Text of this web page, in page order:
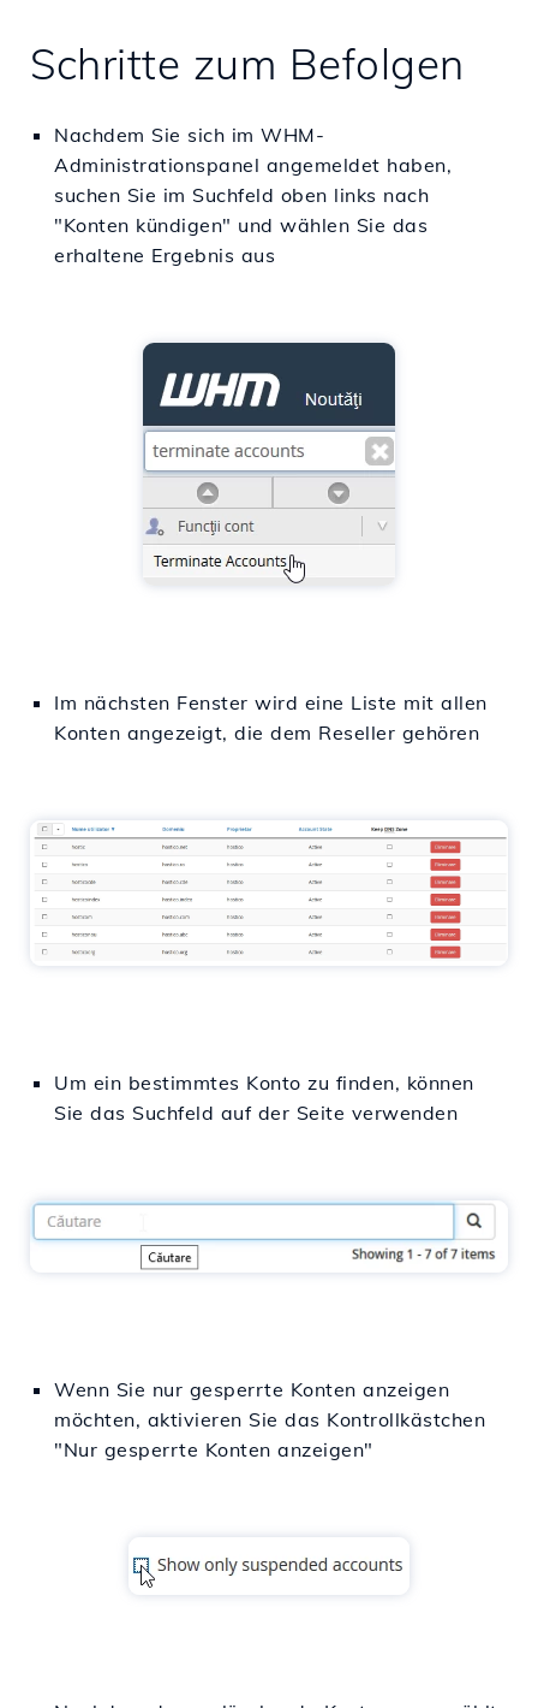
Schritte zum Befolgen
Nachdem Sie sich im WHM-
Administrationspanel angemeldet haben,
suchen Sie im Suchfeld oben links nach
"Konten kündigen" und wählen Sie das
erhaltene Ergebnis aus
Im nächsten Fenster wird eine Liste mit allen
Konten angezeigt, die dem Reseller gehören
Um ein bestimmtes Konto zu finden, können
Sie das Suchfeld auf der Seite verwenden
Wenn Sie nur gesperrte Konten anzeigen
möchten, aktivieren Sie das Kontrollkästchen
"Nur gesperrte Konten anzeigen"